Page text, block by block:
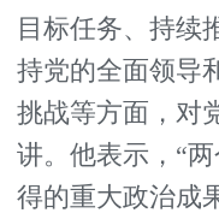
目标任务、持续
持党的全面领导
挑战等方面，对
讲。他表示，“
得的重大政治成